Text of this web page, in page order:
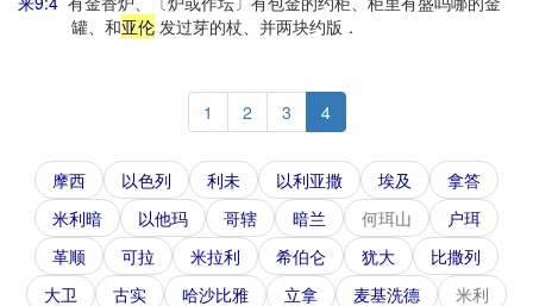
罐、和亚伦发过芽的杖、并两块约版．
1 2 3 4
摩西 以色列 利未 以利亚撒 埃及
拿答
米利暗
以他玛 哥辖 暗兰 何珥山
户珥
革顺
可拉 米拉利 希伯仑 犹大
比撒列
大卫
古实 哈沙比雅 立拿 麦基洗德 米利